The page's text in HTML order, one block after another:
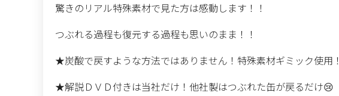
驚きのリアル特殊素材で見た方は感動します！！
つぶれる過程も復元する過程も思いのまま！！
★炭酸で戻すような方法ではありません！特殊素材ギミック使用！
★解説ＤＶＤ付きは当社だけ！他社製はつぶれた缶が戻るだけ😢